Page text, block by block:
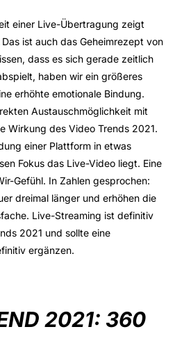
einer Live-Übertragung zeigt
ist auch das Geheimrezept von
dass es sich gerade zeitlich
haben wir ein größeres
erhöhte emotionale Bindung.
Austauschmöglichkeit mit
Wirkung des Video Trends 2021.
einer Plattform in etwas
Fokus das Live-Video liegt. Eine
Gefühl. In Zahlen gesprochen:
dreimal länger und erhöhen die
Live-Streaming ist definitiv
2021 und sollte eine
ergänzen.
2021: 360